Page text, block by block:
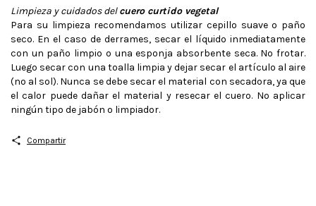
Limpieza y cuidados delcuero curtido vegetal
Para su limpieza recomendamos utilizar cepillo suave o paño
seco. En el caso de derrames, secar el líquido inmediatamente
con un paño limpio o una esponja absorbente seca. No frotar.
Luego secar con una toalla limpia y dejar secar el artículo al aire
(no al sol). Nunca se debe secar el material con secadora, ya que
el calor puede dañar el material y resecar el cuero. No aplicar
ningún tipo de jabón o limpiador.
Compartir